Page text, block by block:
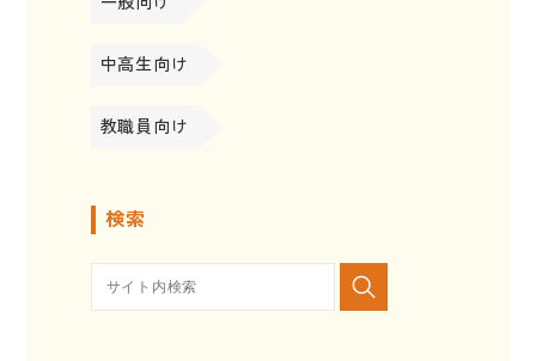
中高生向け
教職員向け
検索